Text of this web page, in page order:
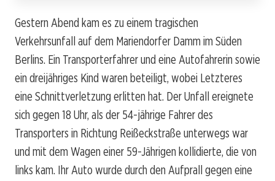
Gestern Abend kam es zu einem tragischen
Verkehrsunfall auf dem Mariendorfer Damm im Süden
Berlins. Ein Transporterfahrer und eine Autofahrerin sowie
ein dreijähriges Kind waren beteiligt, wobei Letzteres
eine Schnittverletzung erlitten hat. Der Unfall ereignete
sich gegen 18 Uhr, als der 54-jährige Fahrer des
Transporters in Richtung Reißeckstraße unterwegs war
und mit dem Wagen einer 59-Jährigen kollidierte, die von
links kam. Ihr Auto wurde durch den Aufprall gegen eine